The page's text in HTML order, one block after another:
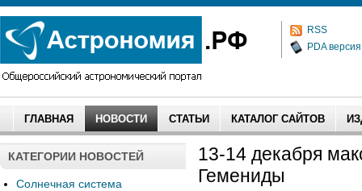
RSS
PDA версия
ГЛАВНАЯ НОВОСТИ СТАТЬИ КАТАЛОГ САЙТОВ
КАТЕГОРИИ НОВОСТЕЙ
Солнечная система
13-14 декабря
Гемениды